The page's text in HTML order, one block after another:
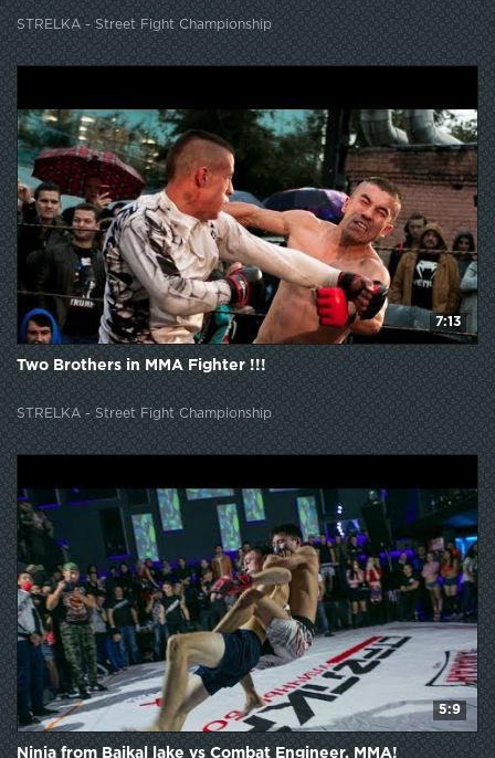
STRELKA - Street Fight Championship
7:13
Two Brothers in MMA Fighter !!!
STRELKA - Street Fight Championship
5:9
Ninja from Baikal lake vs Combat Engineer, MMA!